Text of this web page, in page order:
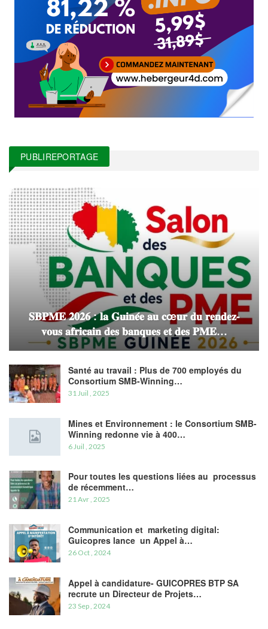
PUBLIREPORTAGE
𝐒𝐁𝐏𝐌𝐄 𝟐𝟎𝟐𝟔 : 𝐥𝐚 𝐆𝐮𝐢𝐧𝐞́𝐞 𝐚𝐮 𝐜œ𝐮𝐫 𝐝𝐮 𝐫𝐞𝐧𝐝𝐞𝐳-
𝐯𝐨𝐮𝐬 𝐚𝐟𝐫𝐢𝐜𝐚𝐢𝐧 𝐝𝐞𝐬 𝐛𝐚𝐧𝐪𝐮𝐞𝐬 𝐞𝐭 𝐝𝐞𝐬 𝐏𝐌𝐄…
Santé au travail : Plus de 700 employés du
Consortium SMB-Winning…
31 Juil , 2025
Mines et Environnement : le Consortium SMB-
Winning redonne vie à 400…
6 Juil , 2025
Pour toutes les questions liées au processus
de récemment…
21 Avr , 2025
Communication et marketing digital:
Guicopres lance un Appel à…
26 Oct , 2024
Appel à candidature- GUICOPRES BTP SA
recrute un Directeur de Projets…
23 Sep , 2024